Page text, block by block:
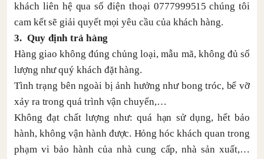
khách liên hệ qua số điện thoại 0777999515 chúng tôi
cam kết sẽ giải quyết mọi yêu cầu của khách hàng.
3. Quy định trả hàng
Hàng giao không đúng chủng loại, mẫu mã, không đủ số
lượng như quý khách đặt hàng.
Tình trạng bên ngoài bị ảnh hưởng như bong tróc, bể vỡ
xảy ra trong quá trình vận chuyển,…
Không đạt chất lượng như: quá hạn sử dụng, hết bảo
hành, không vận hành được. Hỏng hóc khách quan trong
phạm vi bảo hành của nhà cung cấp, nhà sản xuất,…